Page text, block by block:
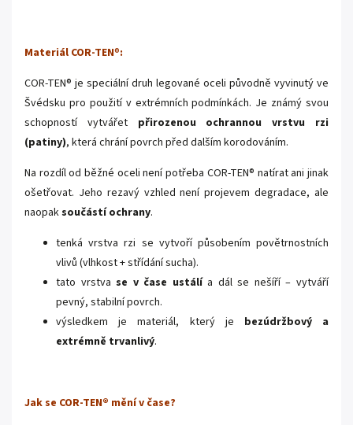
Materiál COR-TEN®:
COR-TEN® je speciální druh legované oceli původně vyvinutý ve
Švédsku pro použití v extrémních podmínkách. Je známý svou
schopností vytvářet
přirozenou ochrannou vrstvu rzi
(patiny), která chrání povrch před dalším korodováním.
Na rozdíl od běžné oceli není potřeba COR-TEN® natírat ani jinak
ošetřovat. Jeho rezavý vzhled není projevem degradace, ale
naopaksoučástí ochrany.
tenká vrstva rzi se vytvoří působením povětrnostních
vlivů (vlhkost + střídání sucha).
tato vrstva se v čase ustálí a dál se nešíří – vytváří
pevný, stabilní povrch.
výsledkem je materiál, který je
bezúdržbový a
extrémně trvanlivý.
Jak se COR-TEN® mění v čase?